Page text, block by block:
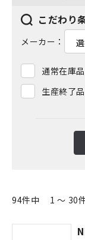
こだわり
メーカー：
通常在庫
生産終了
94件中 1 ～ 30